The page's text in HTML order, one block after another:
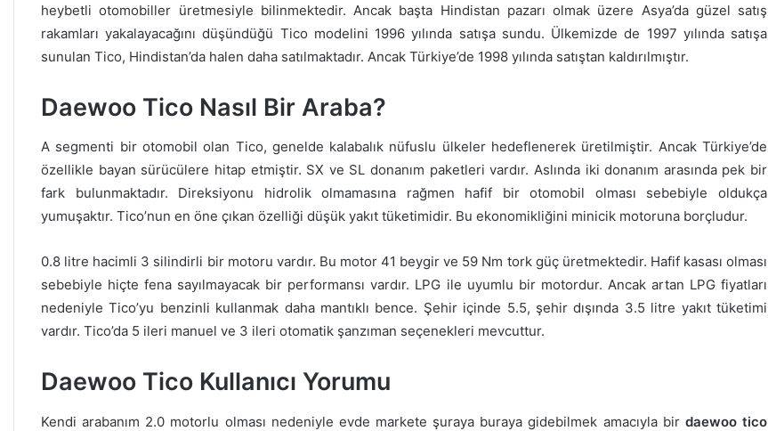
heybetli otomobiller üretmesiyle bilinmektedir. Ancak başta Hindistan pazarı olmak üzere Asya’da güzel satış
rakamları yakalayacağını düşündüğü Tico modelini 1996 yılında satışa sundu. Ülkemizde de 1997 yılında satışa
sunulan Tico, Hindistan’da halen daha satılmaktadır. Ancak Türkiye’de 1998 yılında satıştan kaldırılmıştır.
Daewoo Tico Nasıl Bir Araba?
A segmenti bir otomobil olan Tico, genelde kalabalık nüfuslu ülkeler hedeflenerek üretilmiştir. Ancak Türkiye’de
özellikle bayan sürücülere hitap etmiştir. SX ve SL donanım paketleri vardır. Aslında iki donanım arasında pek bir
fark bulunmaktadır. Direksiyonu hidrolik olmamasına rağmen hafif bir otomobil olması sebebiyle oldukça
yumuşaktır. Tico’nun en öne çıkan özelliği düşük yakıt tüketimidir. Bu ekonomikliğini minicik motoruna borçludur.
0.8 litre hacimli 3 silindirli bir motoru vardır. Bu motor 41 beygir ve 59 Nm tork güç üretmektedir. Hafif kasası olması
sebebiyle hiçte fena sayılmayacak bir performansı vardır. LPG ile uyumlu bir motordur. Ancak artan LPG fiyatları
nedeniyle Tico’yu benzinli kullanmak daha mantıklı bence. Şehir içinde 5.5, şehir dışında 3.5 litre yakıt tüketimi
vardır. Tico’da 5 ileri manuel ve 3 ileri otomatik şanzıman seçenekleri mevcuttur.
Daewoo Tico Kullanıcı Yorumu
Kendi arabanım 2.0 motorlu olması nedeniyle evde markete şuraya buraya gidebilmek amacıyla bir daewoo tico